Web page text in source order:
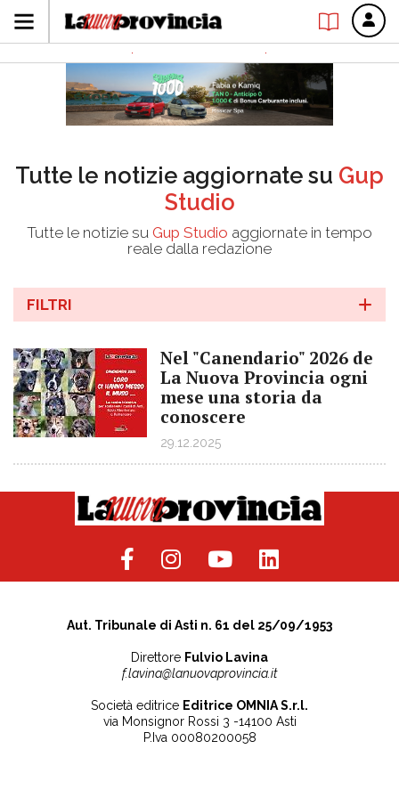
Tutte le notizie aggiornate su Gup
Studio
Tutte le notizie su Gup Studio aggiornate in tempo
reale dalla redazione
FILTRI
Nel "Canendario" 2026 de
La Nuova Provincia ogni
mese una storia da
conoscere
29.12.2025
Aut. Tribunale di Asti n. 61 del 25/09/1953
Direttore Fulvio Lavina
f.lavina@lanuovaprovincia.it
Società editrice Editrice OMNIA S.r.l.
via Monsignor Rossi 3 -14100 Asti
P.Iva 00080200058